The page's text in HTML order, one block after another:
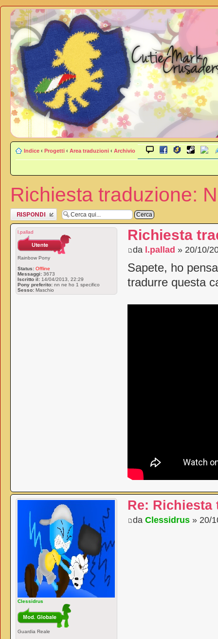
Indice ‹ Progetti ‹ Area traduzioni ‹ Archivio
Richiesta traduzione:
Rispondi al
messaggio
Richiesta
da l.pallad » 20/10/
Sapete, ho
tradurre questa
l.pallad
Rainbow Pony
Status: Offline
Messaggi: 3673
Iscritto il: 14/04/2013, 22:29
Pony preferito: nn ne ho 1 specifico
Sesso: Maschio
Re:
da Clessidrus» 20/
Clessidrus
Guardia Reale